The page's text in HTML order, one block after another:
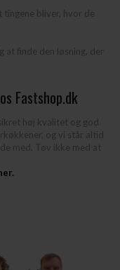
bliver, hvor de
at finde den løsning, der
Fastshop.dk
høj kvalitet og god
og vi står altid
med. Tøv ikke med at